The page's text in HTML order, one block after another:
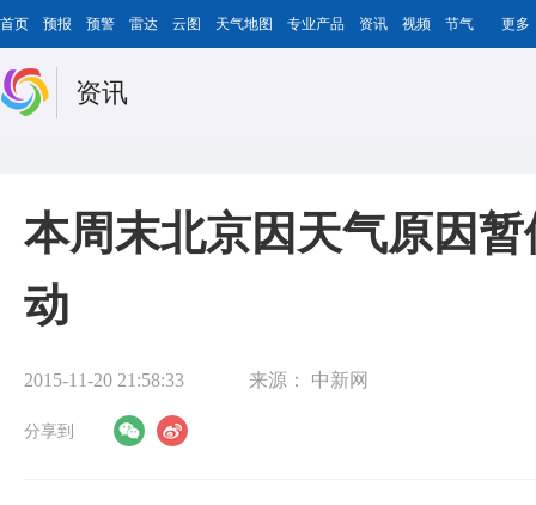
首页 预报 预警 雷达 云图 天气地图 专业产品 资讯 视频 节气 更多
资讯
本周末北京因天气原因
动
2015-11-20 21:58:33 来源： 中新网
分享到